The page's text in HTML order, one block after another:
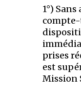
1°)
prises
est
Mission